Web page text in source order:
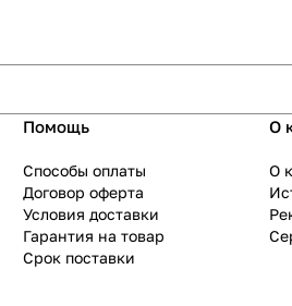
Помощь
Способы оплаты
Договор оферта
Условия доставки
Гарантия на товар
Срок поставки
О
О